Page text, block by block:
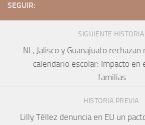
SEGUIR:
SIGUIENTE HISTORIA
NL, Jalisco y Guanajuato
calendario escolar: Impacto en
familias
HISTORIA PREVIA
Lilly Téllez denuncia en EU un